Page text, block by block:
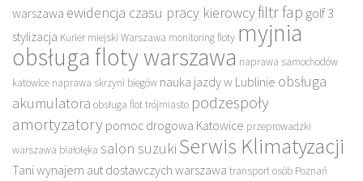
warszawa ewidencja czasu pracy kierowcyfiltr fap golf 3
stylizacja Kurier miejski Warszawa monitoring floty myjnia
obsługa floty warszawa naprawa samochodów
katowice naprawa skrzyni biegów nauka jazdy w Lublinie obsługa
akumulatora obsługa flot trójmiasto podzespoły
amortyzatory pomoc drogowa Katowice przeprowadzki
warszawa białołęka salon suzuki Serwis Klimatyzacji
Tani wynajem aut dostawczych warszawa transport osób Poznań